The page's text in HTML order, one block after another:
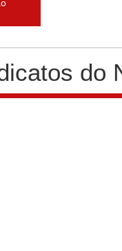
do